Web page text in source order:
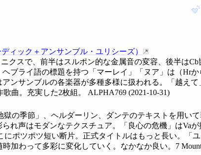
ィック＋アンサンブル・ユリシーズ）
クスで、前半はスルポン的な金属音の変容、後半は
ブライ語の標題を持つ「マーレイ」「ヌア」は（Hr
ンサンブルの各楽器が多種多様に扱われる。「越えて
曲。充実した2枚組。
ALPHA769 (2021-10-31)
の季節」、ヘルダーリン、ダンテのテキストを用い
れ声はモダンなテクスチュア。「良心の危機」はVaが
ポツポツ短い断片。正式タイトルはもっと長い。「ユ
加わって多彩に変化していく。なかなか良い。7